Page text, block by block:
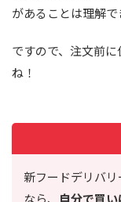
があることは理解で
ですので、注文前
ね！
新フードデリバリ
なら、 自分で買